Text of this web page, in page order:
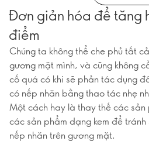
Đơn giản hóa để tăng
điểm
Chúng ta không thể che phủ tất
gương mặt mình, và cũng không
cố quá có khi sẽ phản tác dụng
có nếp nhăn bằng thao tác nhẹ
Một cách hay là thay thế các
các sản phẩm dạng kem để
nếp nhăn trên gương mặt.